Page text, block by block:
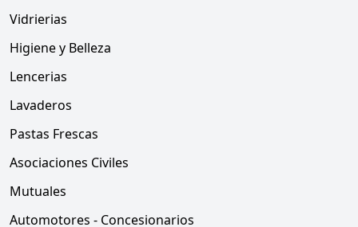
Vidrierias
Higiene y Belleza
Lencerias
Lavaderos
Pastas Frescas
Asociaciones Civiles
Mutuales
Automotores - Concesionarios